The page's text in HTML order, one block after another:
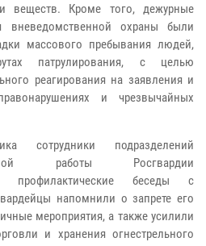
веществ. Кроме того, дежурные
вневедомственной охраны были
массового пребывания людей,
патрулирования, с целью
реагирования на заявления и
и чрезвычайных
сотрудники подразделений
работы Росгвардии
профилактические беседы с
напомнили о запрете его
мероприятия, а также усилили
и хранения огнестрельного